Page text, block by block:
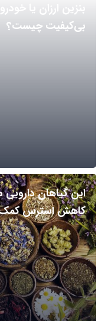
بنزین ارزان یا
بی‌کیفیت چیست؟
این گیاهان
کاهش استرس کمک